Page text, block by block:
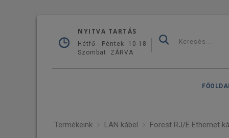
NYITVA TARTÁS
Hétfő - Péntek: 10-18
Szombat: ZÁRVA
Termékeink LAN kábel Forest RJ/E Ethernet